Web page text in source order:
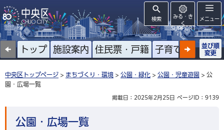
検索
みる・き
く
SUPPORT
メニュー
トップ 施設案内 住民票・戸籍 子育て 高齢者
並び順
変更
中央区トップページ > まちづくり・環境 > 公園・緑化 > 公園・児童遊園 > 公
園・広場一覧
掲載日：2025年2月25日 ページID：9139
公園・広場一覧